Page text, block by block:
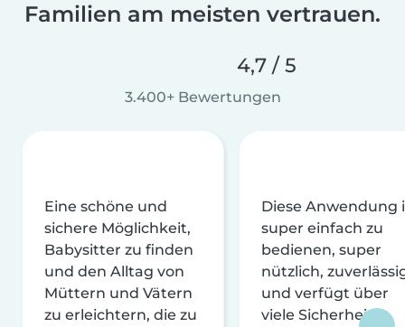
Familien am meisten vertrauen.
4,7 / 5
3.400+ Bewertungen
Eine schöne und
sichere Möglichkeit,
Babysitter zu finden
und den Alltag von
Müttern und Vätern
zu erleichtern, die zu
Diese Anwendung
super einfach zu
bedienen, super
nützlich,
und verfügt über
viele Sicherheits-